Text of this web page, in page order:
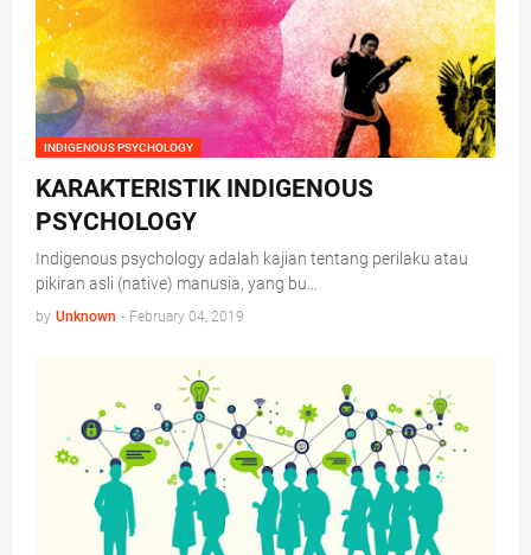
INDIGENOUS PSYCHOLOGY
KARAKTERISTIK INDIGENOUS
PSYCHOLOGY
Indigenous psychology adalah kajian tentang perilaku atau
pikiran asli (native) manusia, yang bu…
by Unknown - February 04, 2019